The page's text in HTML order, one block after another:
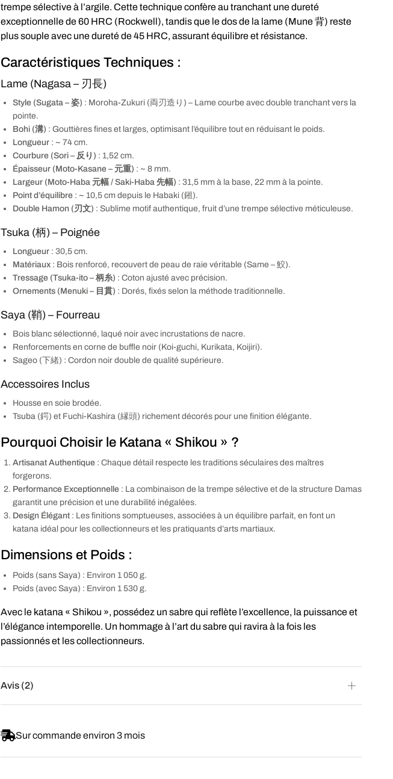
trempe sélective à l’argile. Cette technique confère au tranchant une dureté
exceptionnelle de 60 HRC (Rockwell), tandis que le dos de la lame (Mune 背) reste
plus souple avec une dureté de 45 HRC, assurant équilibre et résistance.
Caractéristiques Techniques :
Lame (Nagasa – 刃長)
Style (Sugata – 姿) : Moroha-Zukuri (両刃造り) – Lame courbe avec double tranchant vers la
pointe.
Bohi (溝) : Gouttières fines et larges, optimisant l’équilibre tout en réduisant le poids.
Longueur : ~ 74 cm.
Courbure (Sori – 反り) : 1,52 cm.
Épaisseur (Moto-Kasane – 元重) : ~ 8 mm.
Largeur (Moto-Haba 元幅 / Saki-Haba 先幅) : 31,5 mm à la base, 22 mm à la pointe.
Point d’équilibre : ~ 10,5 cm depuis le Habaki (鎺).
Double Hamon (刃文) : Sublime motif authentique, fruit d’une trempe sélective méticuleuse.
Tsuka (柄) – Poignée
Longueur : 30,5 cm.
Matériaux : Bois renforcé, recouvert de peau de raie véritable (Same – 鮫).
Tressage (Tsuka-ito – 柄糸) : Coton ajusté avec précision.
Ornements (Menuki – 目貫) : Dorés, fixés selon la méthode traditionnelle.
Saya (鞘) – Fourreau
Bois blanc sélectionné, laqué noir avec incrustations de nacre.
Renforcements en corne de buffle noir (Koi-guchi, Kurikata, Koijiri).
Sageo (下緒) : Cordon noir double de qualité supérieure.
Accessoires Inclus
Housse en soie brodée.
Tsuba (鍔) et Fuchi-Kashira (縁頭) richement décorés pour une finition élégante.
Pourquoi Choisir le Katana « Shikou » ?
Artisanat Authentique : Chaque détail respecte les traditions séculaires des maîtres
forgerons.
Performance Exceptionnelle : La combinaison de la trempe sélective et de la structure Damas
garantit une précision et une durabilité inégalées.
Design Élégant : Les finitions somptueuses, associées à un équilibre parfait, en font un
katana idéal pour les collectionneurs et les pratiquants d’arts martiaux.
Dimensions et Poids :
Poids (sans Saya) : Environ 1 050 g.
Poids (avec Saya) : Environ 1 530 g.
Avec le katana « Shikou », possédez un sabre qui reflète l’excellence, la puissance et
l’élégance intemporelle. Un hommage à l’art du sabre qui ravira à la fois les
passionnés et les collectionneurs.
Avis (2)
Sur commande environ 3 mois